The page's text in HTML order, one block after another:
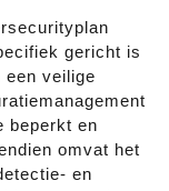
gericht is
een veilige
beperkt en
omvat het
en